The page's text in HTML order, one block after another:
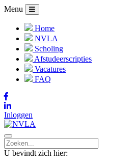
Menu
Home
NVLA
Scholing
Afstudeerscripties
Vacatures
FAQ
Inloggen
U bevindt zich hier: